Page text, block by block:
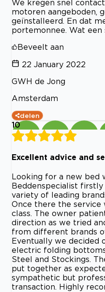
We kregen snel
motoren aangeboden,
geïnstalleerd. En dat
portemonnee. Wat een
Beveelt aan
22 January 2022
GWH de Jong
Amsterdam
delen
10
Excellent advice and
Looking for a new bed
Beddenspecialist
variety of leading
Once there the service
class. The owner
direction as we tried
from different brands
Eventually we decided
electric folding
Steel and Stockings.
put together as
sympathetic but
transaction. Highly